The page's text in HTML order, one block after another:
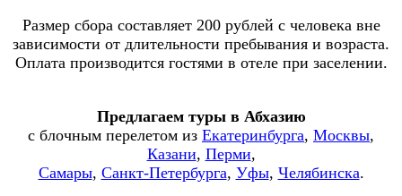
Размер сбора составляет 200 рублей с человека вне
зависимости от длительности пребывания и возраста.
Оплата производится гостями в отеле при заселении.
Предлагаем туры в Абхазию
с блочным перелетом из Екатеринбурга, Москвы,
Казани, Перми,
Самары, Санкт-Петербурга, Уфы, Челябинска.